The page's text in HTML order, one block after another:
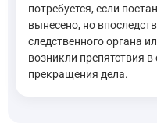
потребуется, если
вынесено, но
следственного органа
возникли препятствия в
прекращения дела.